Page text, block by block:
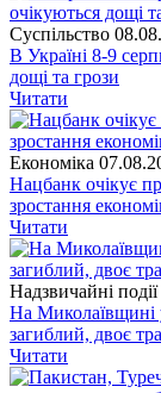
Суспiльство
В Україні 8-9
дощі та грози
Читати
Економіка
Нацбанк очікує
зростання
Читати
Надзвичайні події
На Миколаївщині
загиблий, двоє
Читати